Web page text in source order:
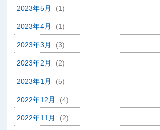
2023年5月 (1)
2023年4月 (1)
2023年3月 (3)
2023年2月 (2)
2023年1月 (5)
2022年12月 (4)
2022年11月 (2)